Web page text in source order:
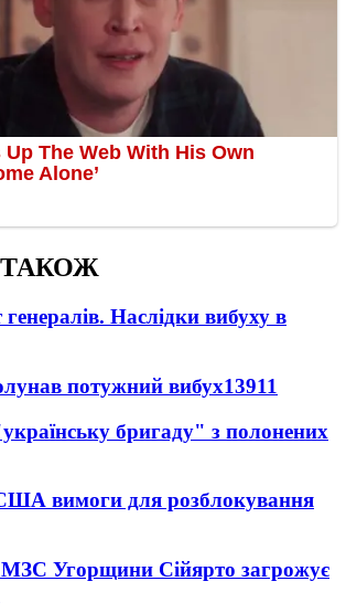
генералів. Наслідки вибуху в
потужний вибух13911
бригаду" з полонених
вимоги для розблокування
МЗС Угорщини Сійярто загрожує